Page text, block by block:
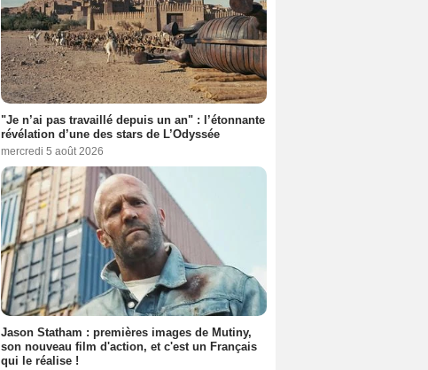
"Je n’ai pas travaillé depuis un an" : l’étonnante
révélation d’une des stars de L’Odyssée
mercredi 5 août 2026
Jason Statham : premières images de Mutiny,
son nouveau film d'action, et c'est un Français
qui le réalise !